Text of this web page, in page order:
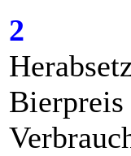
2 beim